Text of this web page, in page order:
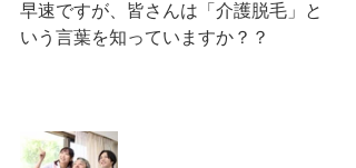
早速ですが、皆さんは「介護脱毛」と
いう言葉を知っていますか？？